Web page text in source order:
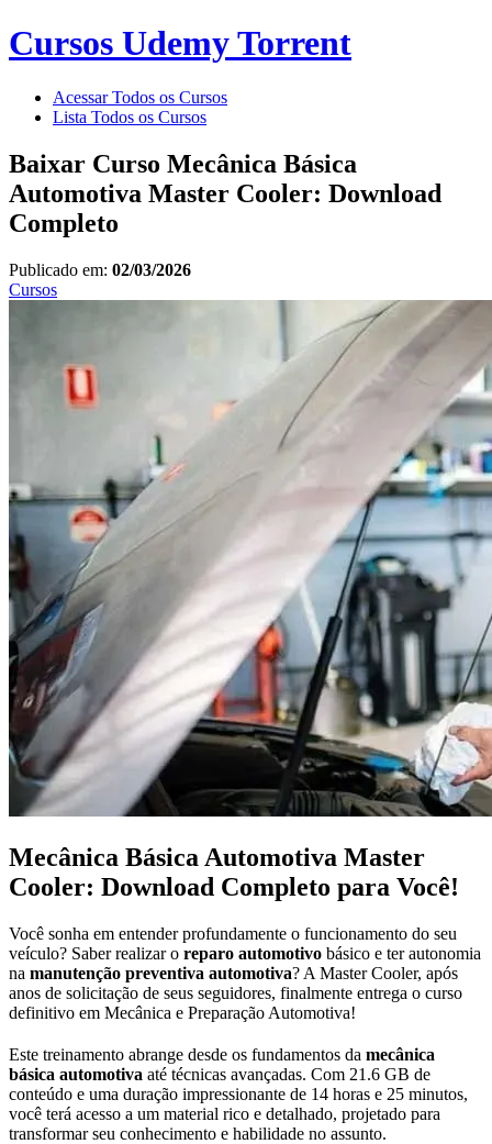
Cursos Udemy Torrent
Acessar Todos os Cursos
Lista Todos os Cursos
Baixar Curso Mecânica Básica
Automotiva Master Cooler: Download
Completo
Publicado em: 02/03/2026
Cursos
Mecânica Básica Automotiva Master
Cooler: Download Completo para Você!
Você sonha em entender profundamente o funcionamento do seu
veículo? Saber realizar o reparo automotivo básico e ter autonomia
na manutenção preventiva automotiva? A Master Cooler, após
anos de solicitação de seus seguidores, finalmente entrega o curso
definitivo em Mecânica e Preparação Automotiva!
Este treinamento abrange desde os fundamentos da mecânica
básica automotiva até técnicas avançadas. Com 21.6 GB de
conteúdo e uma duração impressionante de 14 horas e 25 minutos,
você terá acesso a um material rico e detalhado, projetado para
transformar seu conhecimento e habilidade no assunto.